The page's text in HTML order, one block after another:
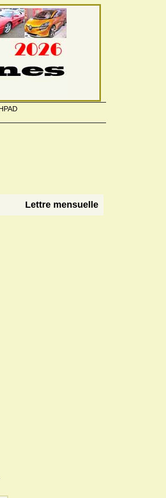
Lettre mensuelle